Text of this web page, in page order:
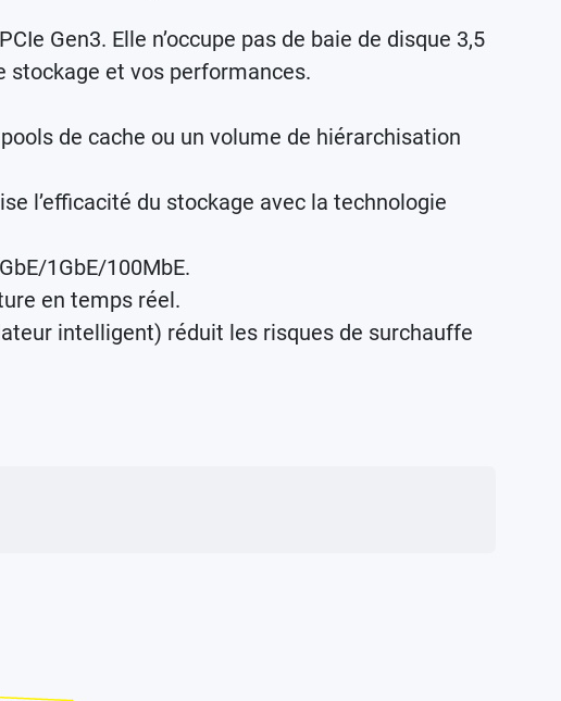
Gen3. Elle n’occupe pas de baie de disque 3,5
stockage et vos performances.
de cache ou un volume de hiérarchisation
l’efficacité du stockage avec la technologie
1GbE/100MbE.
en temps réel.
intelligent) réduit les risques de surchauffe